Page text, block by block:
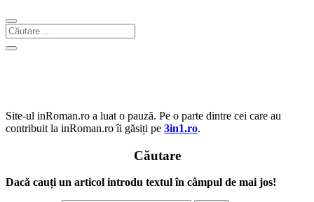
Site-ul inRoman.ro a luat o pauză. Pe o parte dintre cei care au
contribuit la inRoman.ro îi găsiți pe 3in1.ro.
Căutare
Dacă cauți un articol introdu textul în câmpul de mai jos!